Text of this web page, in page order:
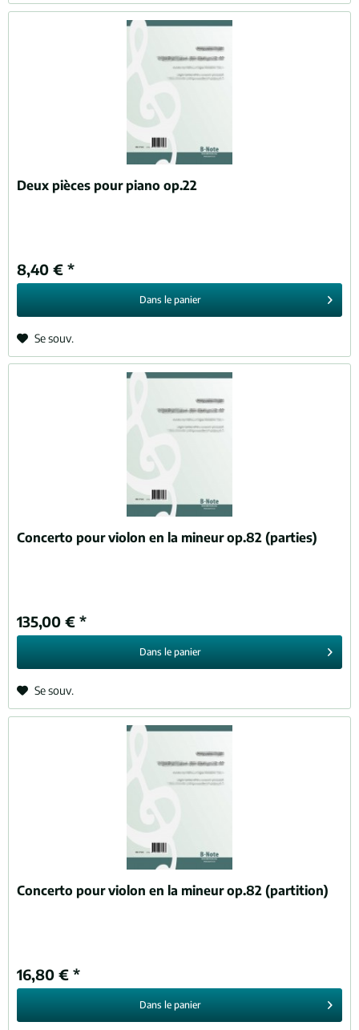
Deux pièces pour piano op.22
8,40 € *
Dans le panier
Se souv.
Concerto pour violon en la mineur op.82 (parties)
135,00 € *
Dans le panier
Se souv.
Concerto pour violon en la mineur op.82 (partition)
16,80 € *
Dans le panier